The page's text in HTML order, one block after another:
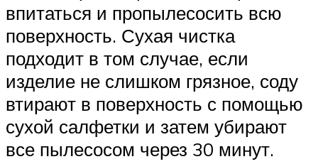
впитаться и пропылесосить всю
поверхность. Сухая чистка
подходит в том случае, если
изделие не слишком грязное, соду
втирают в поверхность с помощью
сухой салфетки и затем убирают
все пылесосом через 30 минут.